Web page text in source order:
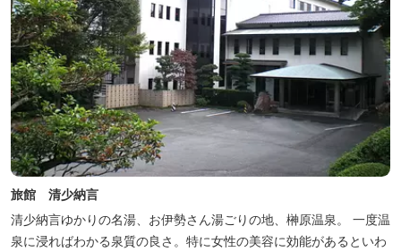
旅館 清少納言
清少納言ゆかりの名湯、お伊勢さん湯ごりの地、榊原温泉。 一度温
泉に浸ればわかる泉質の良さ。特に女性の美容に効能があるといわ